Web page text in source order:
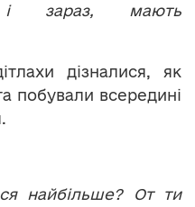
і зараз, мають
дізналися, як
побували всередині
найбільше? От ти